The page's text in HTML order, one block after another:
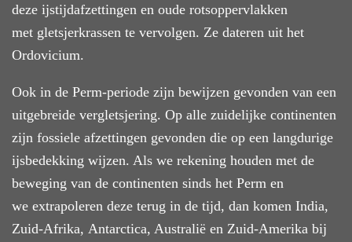
deze ijstijdafzettingen en oude rotsoppervlakken
met gletsjerkrassen te vervolgen. Ze dateren uit het
Ordovicium.
Ook in de Perm-periode zijn bewijzen gevonden van een
uitgebreide vergletsjering. Op alle zuidelijke continenten
zijn fossiele afzettingen gevonden die op een langdurige
ijsbedekking wijzen. Als we rekening houden met de
beweging van de continenten sinds het Perm en
we extrapoleren deze terug in de tijd, dan komen India,
Zuid-Afrika, Antarctica, Australië en Zuid-Amerika bij